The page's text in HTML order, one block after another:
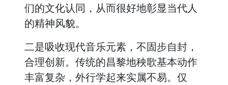
们的文化认同，从而很好地彰显当代人
的精神风貌。
二是吸收现代音乐元素，不固步自封，
合理创新。传统的昌黎地秧歌基本动作
丰富复杂，外行学起来实属不易。仅